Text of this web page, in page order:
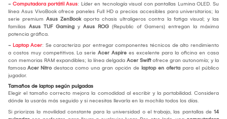
- Computadora portátil Asus: Líder en tecnología visual con pantallas Lumina OLED. Su
línea Asus VivoBook ofrece paneles Full HD a precios accesibles para universitarios; la
serie premium Asus ZenBookaporta chasis ultraligeros contra la fatiga visual; y las
familias Asus TUF Gaming y Asus ROG (Republic of Gamers) entregan la máxima
potencia gráfica.
- Laptop Acer: Se caracteriza por entregar componentes técnicos de alto rendimiento
a costos muy competitivos. La serie Acer Aspire es excelente para la oficina en casa
con memorias RAM expandibles; la línea delgada Acer Swiftofrece gran autonomía; y la
famosa Acer Nitro destaca como una gran opción de laptop en oferta para el público
jugador.
Tamaños de laptop según pulgadas
Elegir el tamaño correcto mejora la comodidad al escribir y la portabilidad. Considera
dónde la usarás más seguido y si necesitas llevarla en la mochila todos los días.
Si priorizas la movilidad constante para la universidad o el trabajo, las pantallas de 14